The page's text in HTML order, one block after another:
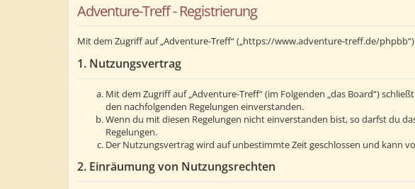
Adventure-Treff - Registrierung
Mit dem Zugriff auf „Adventure-Treff“ („https://www.adventure-treff.de/
1. Nutzungsvertrag
Mit dem Zugriff auf „Adventure-Treff“ (im Folgenden „das Board“)
den nachfolgenden Regelungen einverstanden.
Wenn du mit diesen Regelungen nicht einverstanden bist, so darfst du
Regelungen.
Der Nutzungsvertrag wird auf unbestimmte Zeit geschlossen und kann
2. Einräumung von Nutzungsrechten